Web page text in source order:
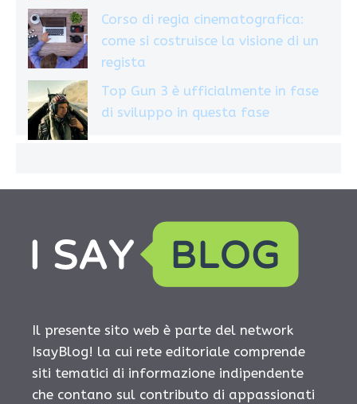
Corso di regia cinematografica:
come si costruisce la visione di un
regista
Top Gun 3 è ufficialmente in fase
di sviluppo in questa fase
Il presente sito web è parte del network
IsayBlog! la cui rete editoriale comprende
siti tematici di informazione indipendente
che contano sul contributo di appassionati